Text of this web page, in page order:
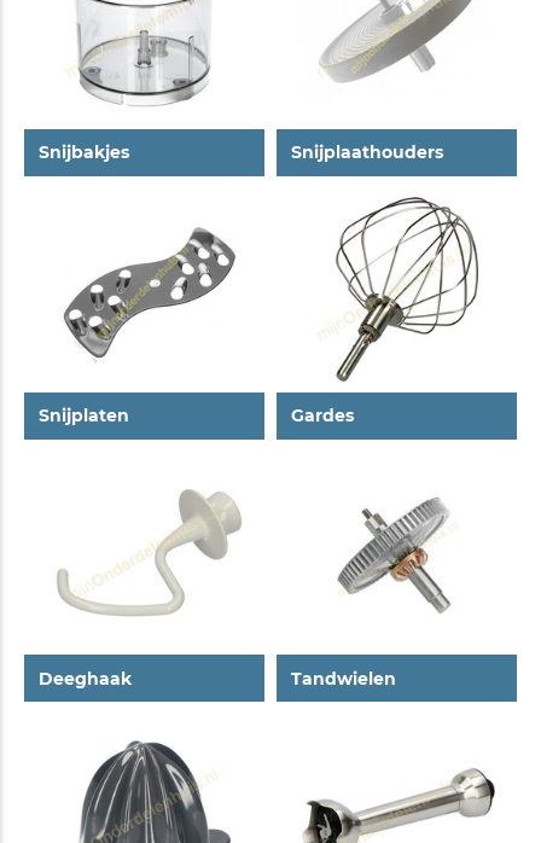
Snijbakjes Snijplaathouders
Snijplaten Gardes
Deeghaak Tandwielen